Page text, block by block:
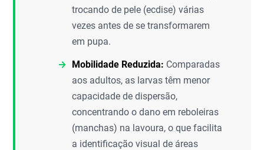
trocando de pele (ecdise) várias
vezes antes de se transformarem
em pupa.
Mobilidade Reduzida: Comparadas
aos adultos, as larvas têm menor
capacidade de dispersão,
concentrando o dano em reboleiras
(manchas) na lavoura, o que facilita
a identificação visual de áreas